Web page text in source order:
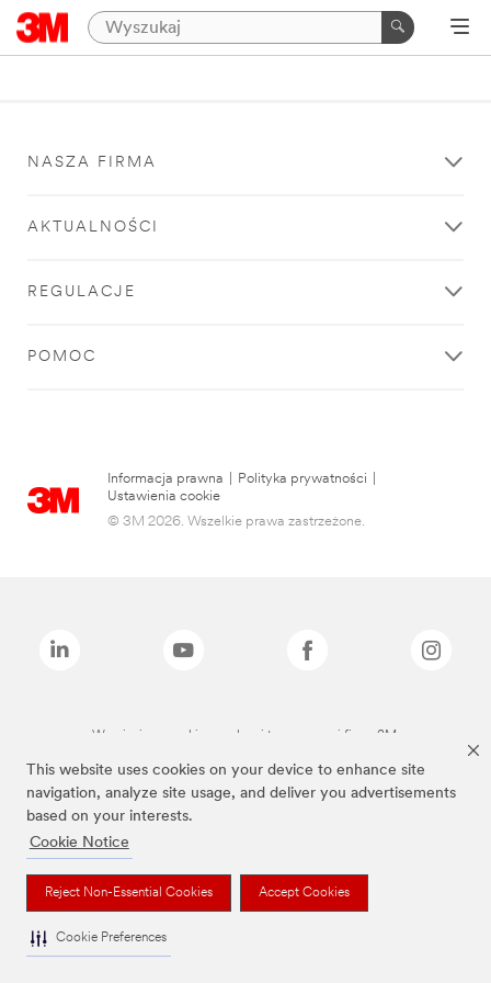
This website uses cookies on your device to enhance site
navigation, analyze site usage, and deliver you advertisements
based on your interests.
Cookie Notice
Reject Non-Essential Cookies Accept Cookies
Cookie Preferences
NASZA FIRMA
AKTUALNOŚCI
REGULACJE
POMOC
Informacja prawna Polityka prywatności
Ustawienia cookie
© 3M 2026. Wszelkie prawa zastrzeżone.
Wymienione marki są znakami towarowymi firmy 3M.